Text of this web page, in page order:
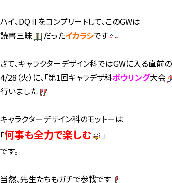
ハイ、DQⅡをコンプリートして、このGWは
読書三昧
だったイカラシです
さて、キャラクターデザイン科ではGWに入る直前の
4/28（火）に、「第1回キャラデザ科ボウリング大会
行いました
キャラクターデザイン科のモットーは
「何事も全力で楽しむ
」
です。
当然、先生たちもガチで参戦です